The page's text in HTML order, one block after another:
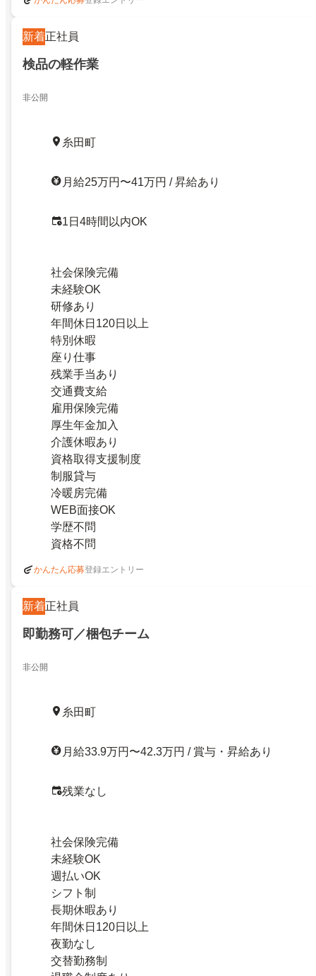
新着正社員
検品の軽作業
非公開
糸田町
月給25万円〜41万円 / 昇給あり
1日4時間以内OK
社会保険完備
未経験OK
研修あり
年間休日120日以上
特別休暇
座り仕事
残業手当あり
交通費支給
雇用保険完備
厚生年金加入
介護休暇あり
資格取得支援制度
制服貸与
冷暖房完備
WEB面接OK
学歴不問
資格不問
かんたん応募登録エントリー
新着正社員
即勤務可／梱包チーム
非公開
糸田町
月給33.9万円〜42.3万円 / 賞与・昇給あり
残業なし
社会保険完備
未経験OK
週払いOK
シフト制
長期休暇あり
年間休日120日以上
夜勤なし
交替勤務制